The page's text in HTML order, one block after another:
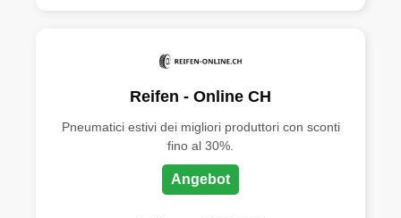
Reifen - Online CH
Pneumatici estivi dei migliori produttori con sconti
fino al 30%.
Angebot